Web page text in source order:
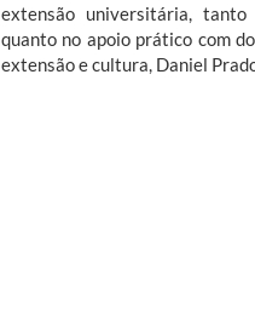
extensão universitária,
quanto no apoio prático com
extensão e cultura, Daniel